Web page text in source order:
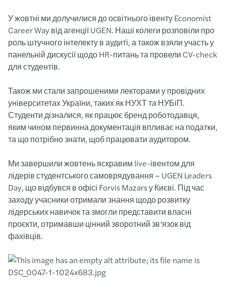
У жовтні ми долучилися до освітнього івенту Economist
Career Way від агенції UGEN. Наші колеги розповіли про
роль штучного інтелекту в аудиті, а також взяли участь у
панельній дискусії щодо HR-питань та провели CV-check
для студентів.
Також ми стали запрошеними лекторами у провідних
університетах України, таких як НУХТ та НУБіП.
Студенти дізналися, як працює бренд роботодавця,
яким чином первинна документація впливає на податки,
та що потрібно знати, щоб працювати аудитором.
Ми завершили жовтень яскравим live-івентом для
лідерів студентського самоврядування – UGEN Leaders
Day, що відбувся в офісі Forvis Mazars у Києві. Під час
заходу учасники отримали знання щодо розвитку
лідерських навичок та змогли представити власні
проєкти, отримавши цінний зворотний зв’язок від
фахівців.